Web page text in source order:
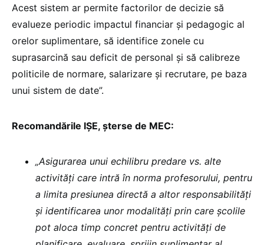
Acest sistem ar permite factorilor de decizie să
evalueze periodic impactul financiar și pedagogic al
orelor suplimentare, să identifice zonele cu
suprasarcină sau deficit de personal și să calibreze
politicile de normare, salarizare și recrutare, pe baza
unui sistem de date”.
Recomandările IȘE, șterse de MEC:
„Asigurarea unui echilibru predare vs. alte
activități care intră în norma profesorului, pentru
a limita presiunea directă a altor responsabilități
și identificarea unor modalități prin care școlile
pot aloca timp concret pentru activități de